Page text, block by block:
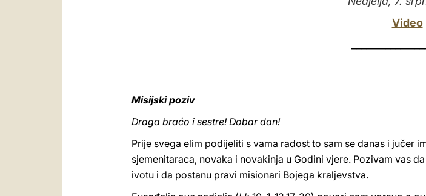
Video
Misijski poziv
Draga braćo i sestre! Dobar dan!
Prije svega elim podijeliti s vama radost to sam se danas i
sjemenitaraca, novaka i novakinja u Godini vjere. Pozivam vas
ivotu i da postanu pravi misionari Bojega kraljevstva.